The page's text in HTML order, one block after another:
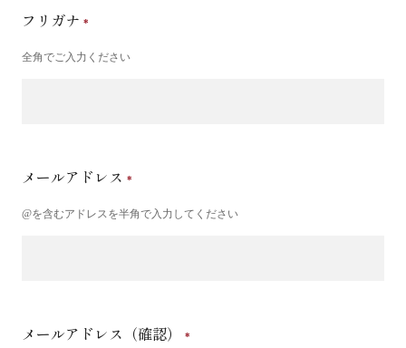
フリガナ
全角でご入力ください
メールアドレス
@を含むアドレスを半角で入力してください
メールアドレス（確認）